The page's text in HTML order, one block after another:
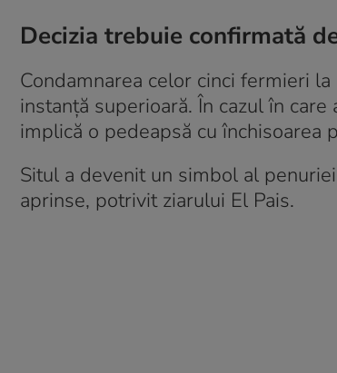
Decizia trebuie confirmată
Condamnarea celor cinci fermieri
instanță superioară. În cazul în
implică o pedeapsă cu închisoarea
Situl a devenit un simbol al
aprinse, potrivit ziarului El Pais.